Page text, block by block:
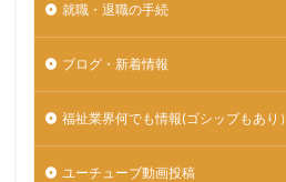
就職・退職の手続
ブログ・新着情報
福祉業界何でも情報(ゴシップもあり）
ユーチューブ動画投稿